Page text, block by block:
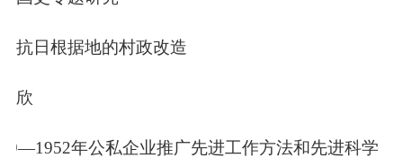
抗日根据地的村政改造
欣
—1952年公私企业推广先进工作方法和先进科学